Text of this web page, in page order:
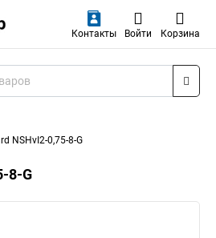
Контакты Войти Корзина
NSHvI2-0,75-8-G
8-G